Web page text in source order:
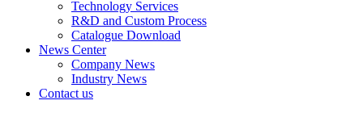
Technology Services
R&D and Custom Process
Catalogue Download
News Center
Company News
Industry News
Contact us